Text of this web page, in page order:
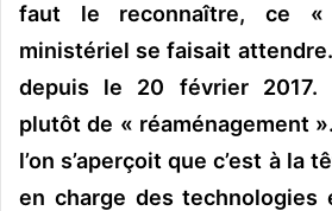
faut le reconnaître, ce «
ministériel se faisait
depuis le 20 février 2017.
plutôt de « réaménagement
l’on s’aperçoit que c’est à la
en charge des technologies